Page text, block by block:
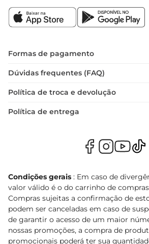
Formas de pagamento
Dúvidas frequentes (FAQ)
Política de troca e devolução
Política de entrega
Condições gerais : Em caso de
valor válido é o do carrinho de
Compras sujeitas a confirmação de
podem ser canceladas em caso de
de garantir o acesso de um maior
nossas promoções, a compra de
promocionais poderá ter sua